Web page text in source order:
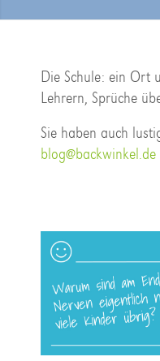
Die Schule: ein Ort
Lehrern, Sprüche
Sie haben auch
blog@backwinkel.de